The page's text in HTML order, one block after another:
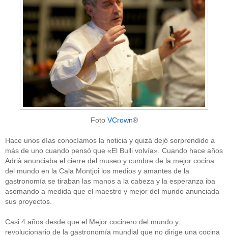
Foto VCrown®
Hace unos días conocíamos la noticia y quizá dejó sorprendido a
más de uno cuando pensó que «El Bulli volvía». Cuando hace años
Adrià anunciaba el cierre del museo y cumbre de la mejor cocina
del mundo en la Cala Montjoi los medios y amantes de la
gastronomía se tiraban las manos a la cabeza y la esperanza iba
asomando a medida que el maestro y mejor del mundo anunciada
sus proyectos.
Casi 4 años desde que el Mejor cocinero del mundo y
revolucionario de la gastronomía mundial que no dirige una cocina